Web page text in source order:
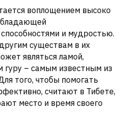
воплощением высоко
и мудростью.
существам в их
являться ламой,
гуру – самым известным из
того, чтобы помогать
считают в Тибете,
место и время своего